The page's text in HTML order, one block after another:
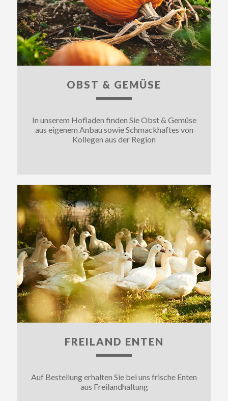
OBST & GEMÜSE
In unserem Hofladen finden Sie Obst & Gemüse
aus eigenem Anbau sowie Schmackhaftes von
Kollegen aus der Region
FREILAND ENTEN
Auf Bestellung erhalten Sie bei uns frische Enten
aus Freilandhaltung